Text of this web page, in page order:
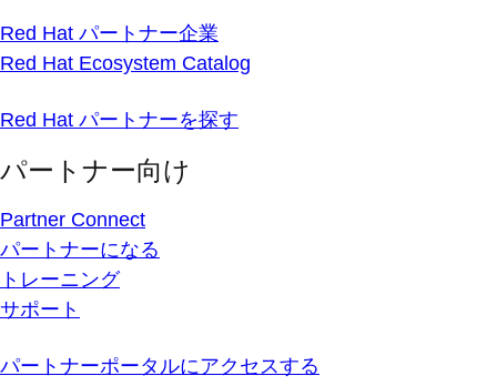
Red Hat パートナー企業
Red Hat Ecosystem Catalog
Red Hat パートナーを探す
パートナー向け
Partner Connect
パートナーになる
トレーニング
サポート
パートナーポータルにアクセスする